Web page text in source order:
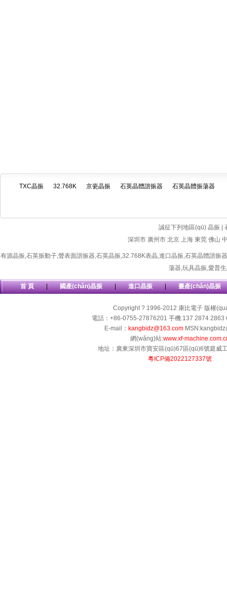
TXC晶振 32.768K 京瓷晶振 石英晶體諧振器 石英晶體振蕩器
誠征下列地區(qū) 晶振 |
深圳市 廣州市 北京 上海 東莞 佛山
有源晶振,石英振動子,聲表面諧振器,石英晶振,32.768K表晶,進口晶振,石英晶體諧振器
蕩器,玩具晶振,愛普
首 頁 | 國產(chǎn)晶振 | 進口晶振 | 臺產(chǎn)晶振
Copyright ? 1996-2012 康比電子 版權
電話：+86-0755-27876201 手機:137 2874 2863
E-mail： kangbidz@163.com
網(wǎng)站:www.xf-
地址：廣東深圳市寶安區(qū)67區(qū)6號庭威
粵ICP備2022127337號